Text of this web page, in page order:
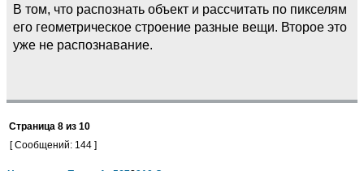
В том, что распознать объект и рассчитать по пикселям
его геометрическое строение разные вещи. Второе это
уже не распознавание.
Страница 8 из 10
[ Сообщений: 144 ]